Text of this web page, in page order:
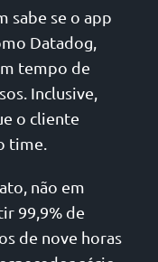
sabe se o app
Datadog,
tempo de
Inclusive,
o cliente
time.
não em
99,9% de
de nove horas